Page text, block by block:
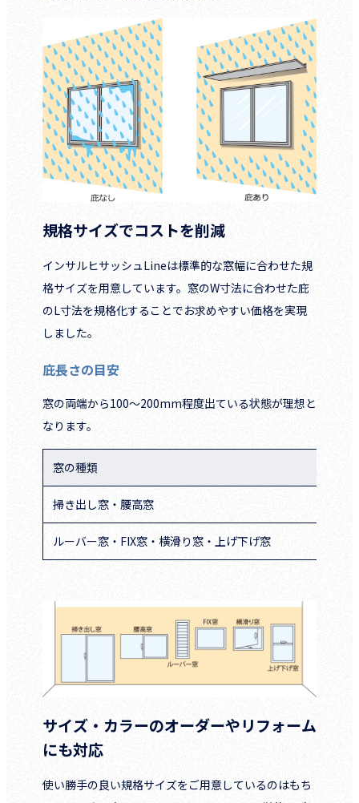
規格サイズでコストを削減
インサルヒサッシュLineは標準的な窓幅に合わせた規
格サイズを用意しています。窓のW寸法に合わせた庇
のL寸法を規格化することでお求めやすい価格を実現
しました。
庇長さの目安
窓の両端から100～200mm程度出ている状態が理想と
なります。
窓の種類
掃き出し窓・腰高窓
ルーバー窓・FIX窓・横滑り窓・上げ下げ窓
サイズ・カラーのオーダーやリフォーム
にも対応
使い勝手の良い規格サイズをご用意しているのはもち